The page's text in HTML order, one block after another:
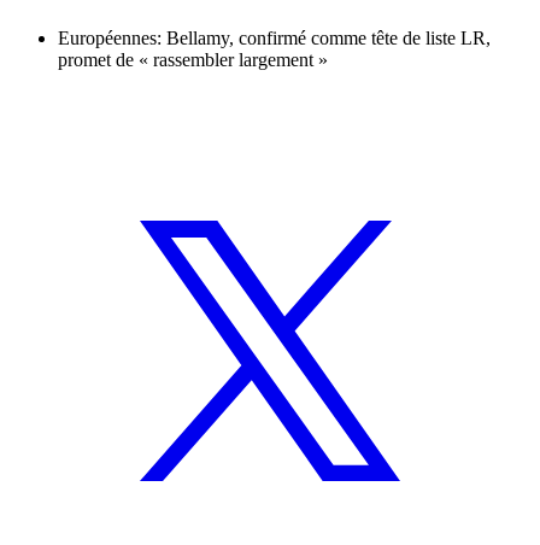
Européennes: Bellamy, confirmé comme tête de liste LR,
promet de « rassembler largement »